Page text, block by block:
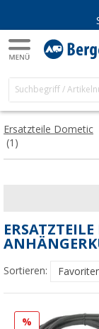
Ersatzteile Dometic
(1)
Sortieren:
%